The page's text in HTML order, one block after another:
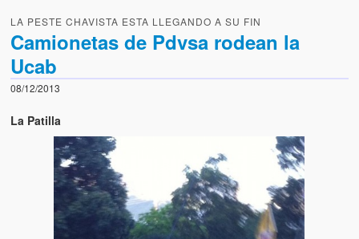
LA PESTE CHAVISTA ESTA LLEGANDO A SU FIN
Camionetas de Pdvsa rodean la
Ucab
08/12/2013
La Patilla